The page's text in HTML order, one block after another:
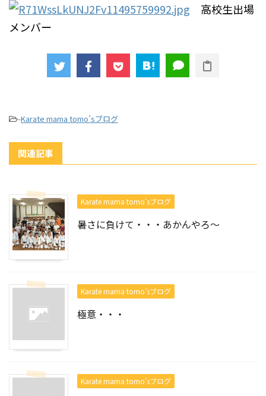
高校生出場
メンバー
-Karate mama tomo’sブログ
関連記事
Karate mama tomo’sブログ
暑さに負けて・・・あかんやろ～
Karate mama tomo’sブログ
極意・・・
Karate mama tomo’sブログ